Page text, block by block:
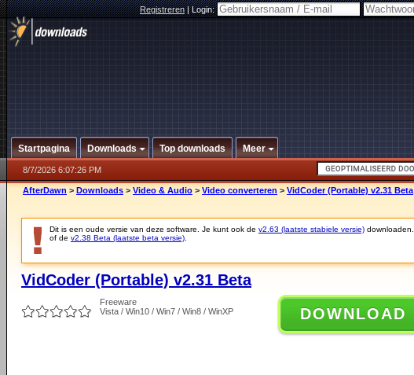
Registreren|Login:
Startpagina Downloads Top downloads Meer
8/7/2026 6:07:26 PM
AfterDawn > Downloads > Video & Audio > Video converteren > VidCoder (Portable) v2.31 Beta
Dit is een oude versie van deze software. Je kunt ook de v2.63 (laatste stabiele versie) downloaden.
of de v2.38 Beta (laatste beta versie)
VidCoder (Portable) v2.31 Beta
Freeware
Vista / Win10 / Win7 / Win8 / WinXP
DOWNLOAD